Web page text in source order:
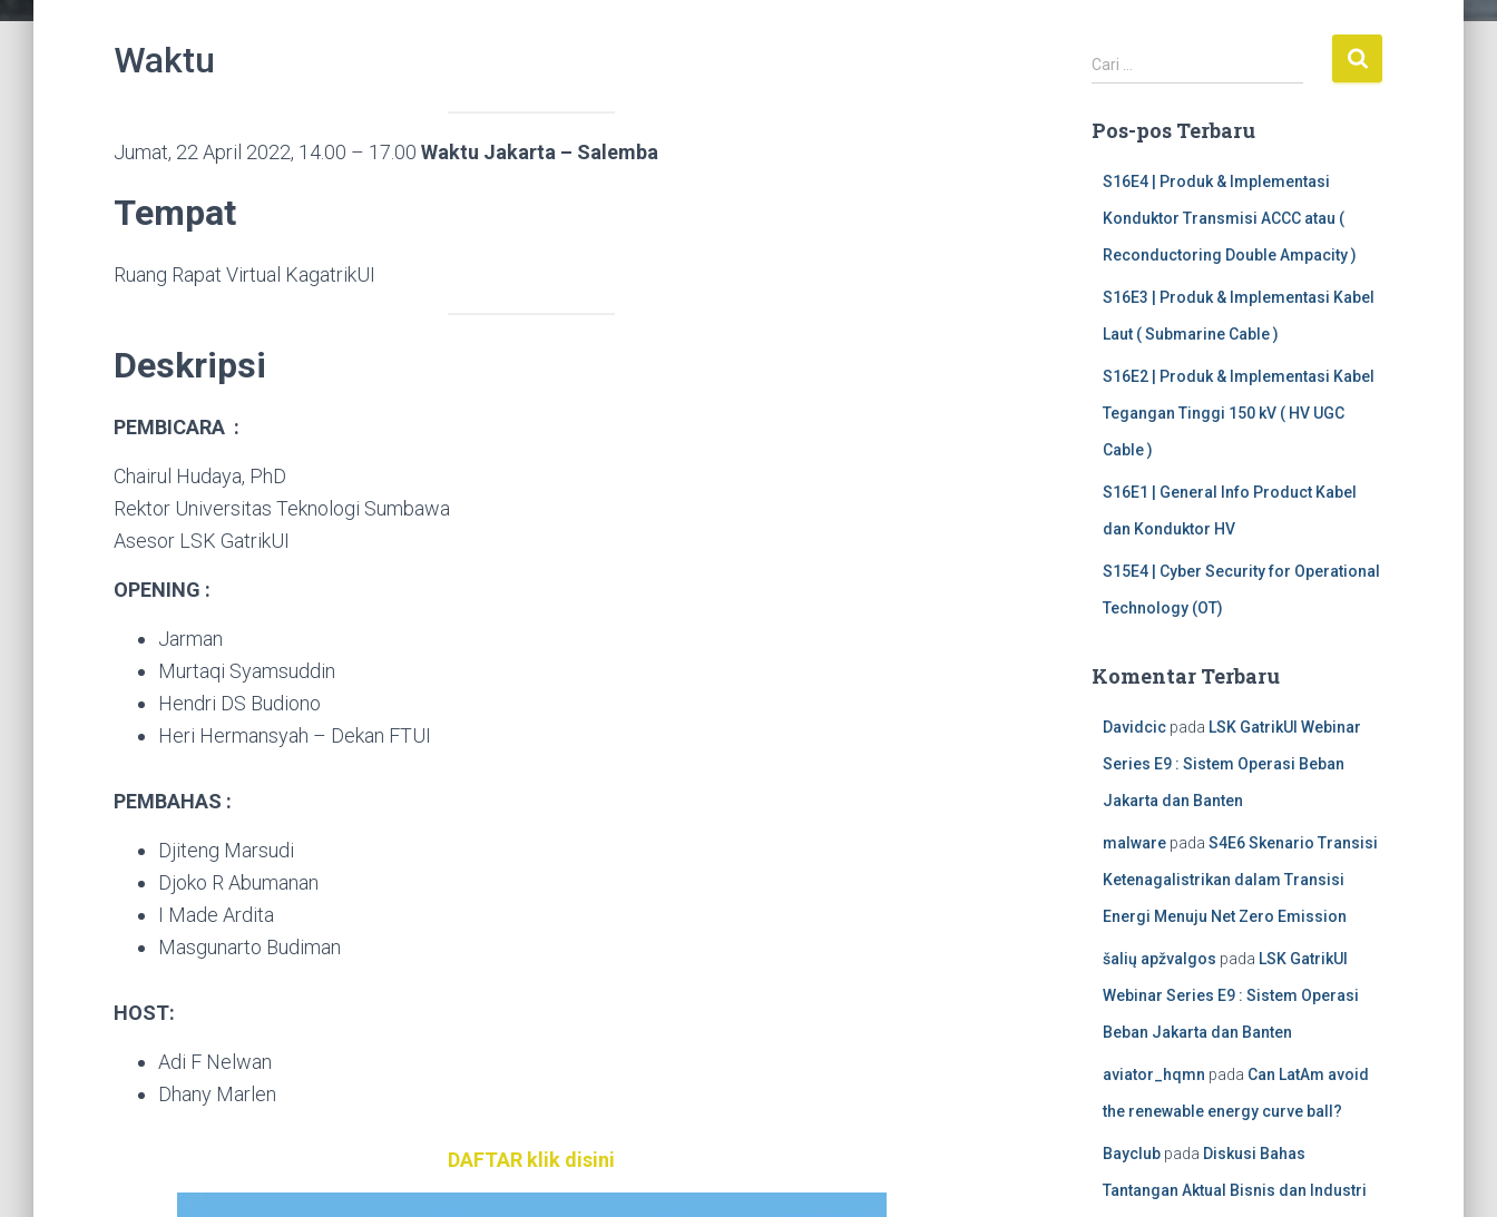
Waktu
Jumat, 22 April 2022, 14.00 – 17.00 Waktu Jakarta – Salemba
Tempat
Ruang Rapat Virtual KagatrikUI
Deskripsi
PEMBICARA :
Chairul Hudaya, PhD
Rektor Universitas Teknologi Sumbawa
Asesor LSK GatrikUI
OPENING :
Jarman
Murtaqi Syamsuddin
Hendri DS Budiono
Heri Hermansyah – Dekan FTUI
PEMBAHAS :
Djiteng Marsudi
Djoko R Abumanan
I Made Ardita
Masgunarto Budiman
HOST:
Adi F Nelwan
Dhany Marlen
DAFTAR klik disini
C
a
i
Cari …
Pos-pos Terbaru
S16E4 | Produk & Implementasi
Konduktor Transmisi ACCC atau (
Reconductoring Double Ampacity )
S16E3 | Produk & Implementasi Kabel
Laut ( Submarine Cable )
S16E2 | Produk & Implementasi Kabel
Tegangan Tinggi 150 kV ( HV UGC
Cable )
S16E1 | General Info Product Kabel
dan Konduktor HV
S15E4 | Cyber Security for Operational
Technology (OT)
Komentar Terbaru
Davidcicpada LSK GatrikUI Webinar
Series E9 : Sistem Operasi Beban
Jakarta dan Banten
malwarepada S4E6 Skenario Transisi
Ketenagalistrikan dalam Transisi
Energi Menuju Net Zero Emission
šalių apžvalgos pada LSK GatrikUI
Webinar Series E9 : Sistem Operasi
Beban Jakarta dan Banten
aviator_hqmn pada Can LatAm avoid
the renewable energy curve ball?
Bayclubpada Diskusi Bahas
Tantangan Aktual Bisnis dan Industri